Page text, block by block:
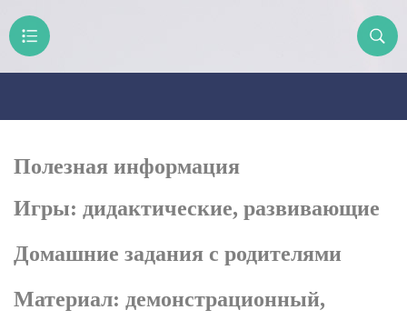
Полезная информация
Игры: дидактические, развивающие
Домашние задания с родителями
Материал: демонстрационный,